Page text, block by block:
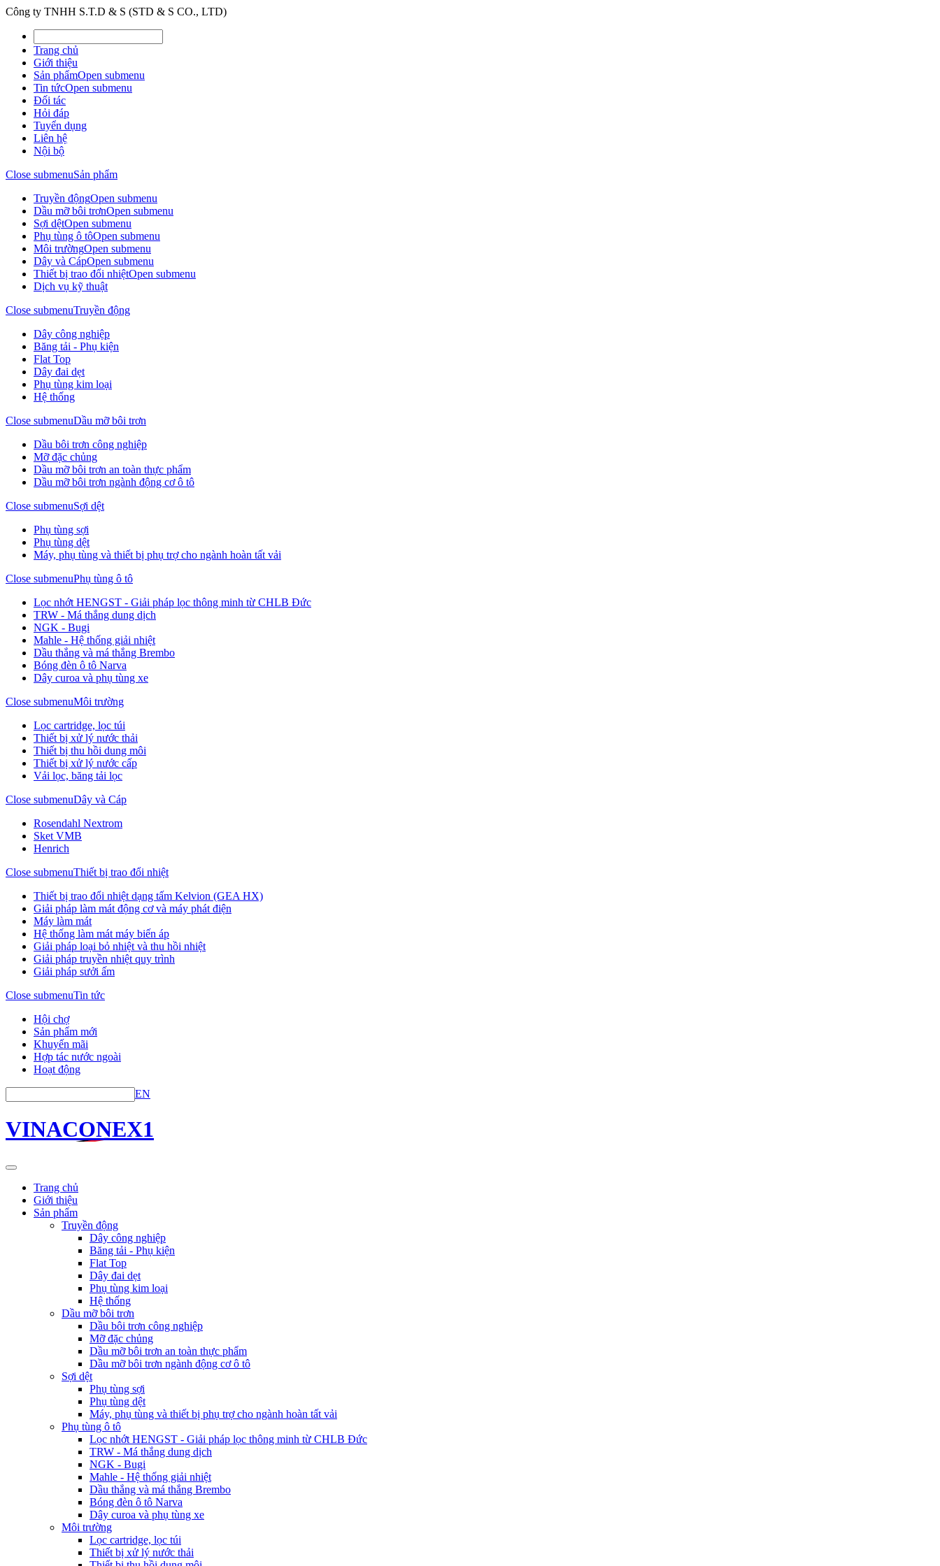
Công ty TNHH S.T.D & S (STD & S CO., LTD)
Trang chủ
Giới thiệu
Sản phẩmOpen submenu
Tin tứcOpen submenu
Đối tác
Hỏi đáp
Tuyển dụng
Liên hệ
Nội bộ
Close submenuSản phẩm
Truyền độngOpen submenu
Dầu mỡ bôi trơnOpen submenu
Sợi dệtOpen submenu
Phụ tùng ô tôOpen submenu
Môi trườngOpen submenu
Dây và CápOpen submenu
Thiết bị trao đổi nhiệtOpen submenu
Dịch vụ kỹ thuật
Close submenuTruyền động
Dây công nghiệp
Băng tải - Phụ kiện
Flat Top
Dây đai dẹt
Phụ tùng kim loại
Hệ thống
Close submenuDầu mỡ bôi trơn
Dầu bôi trơn công nghiệp
Mỡ đặc chủng
Dầu mỡ bôi trơn an toàn thực phẩm
Dầu mỡ bôi trơn ngành động cơ ô tô
Close submenuSợi dệt
Phụ tùng sợi
Phụ tùng dệt
Máy, phụ tùng và thiết bị phụ trợ cho ngành hoàn tất vải
Close submenuPhụ tùng ô tô
Lọc nhớt HENGST - Giải pháp lọc thông minh từ CHLB Đức
TRW - Má thắng dung dịch
NGK - Bugi
Mahle - Hệ thống giải nhiệt
Dầu thắng và má thắng Brembo
Bóng đèn ô tô Narva
Dây curoa và phụ tùng xe
Close submenuMôi trường
Lọc cartridge, lọc túi
Thiết bị xử lý nước thải
Thiết bị thu hồi dung môi
Thiết bị xử lý nước cấp
Vải lọc, băng tải lọc
Close submenuDây và Cáp
Rosendahl Nextrom
Sket VMB
Henrich
Close submenuThiết bị trao đổi nhiệt
Thiết bị trao đổi nhiệt dạng tấm Kelvion (GEA HX)
Giải pháp làm mát động cơ và máy phát điện
Máy làm mát
Hệ thống làm mát máy biến áp
Giải pháp loại bỏ nhiệt và thu hồi nhiệt
Giải pháp truyền nhiệt quy trình
Giải pháp sưởi ấm
Close submenuTin tức
Hội chợ
Sản phẩm mới
Khuyến mãi
Hợp tác nước ngoài
Hoạt động
EN
VINACONEX1
Trang chủ
Giới thiệu
Sản phẩm
Truyền động
Dây công nghiệp
Băng tải - Phụ kiện
Flat Top
Dây đai dẹt
Phụ tùng kim loại
Hệ thống
Dầu mỡ bôi trơn
Dầu bôi trơn công nghiệp
Mỡ đặc chủng
Dầu mỡ bôi trơn an toàn thực phẩm
Dầu mỡ bôi trơn ngành động cơ ô tô
Sợi dệt
Phụ tùng sợi
Phụ tùng dệt
Máy, phụ tùng và thiết bị phụ trợ cho ngành hoàn tất vải
Phụ tùng ô tô
Lọc nhớt HENGST - Giải pháp lọc thông minh từ CHLB Đức
TRW - Má thắng dung dịch
NGK - Bugi
Mahle - Hệ thống giải nhiệt
Dầu thắng và má thắng Brembo
Bóng đèn ô tô Narva
Dây curoa và phụ tùng xe
Môi trường
Lọc cartridge, lọc túi
Thiết bị xử lý nước thải